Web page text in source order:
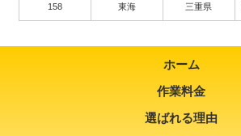
158 東海 三重県
ホーム
作業料金
選ばれる理由